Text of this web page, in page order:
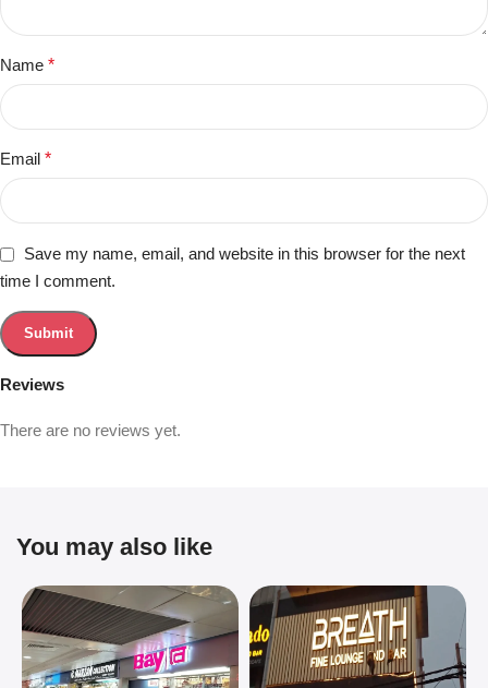
Reviews
There are no reviews yet.
Name *
Email *
Save my name, email, and website in this browser for the next
time I comment.
You may also like